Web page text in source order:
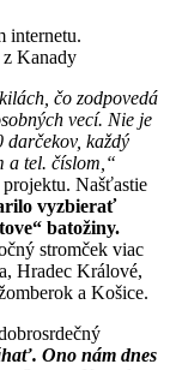
čo zodpovedá
vecí. Nie je
každý
a tel. číslom,“
Našťastie
vyzbierať
batožiny.
stromček viac
Hradec Králové,
a Košice.
Ono nám dnes